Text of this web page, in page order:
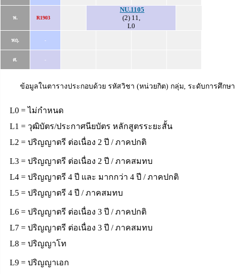
พ. R1903
NU.1105
(2) 11,
L0
พฤ. -
ศ. -
ข้อมูลในตารางประกอบด้วย รหัสวิชา (หน่วยกิต) กลุ่ม, ระดับการศึกษา
L0 = ไม่กำหนด
L1 = วุฒิบัตร/ประกาศนียบัตร หลักสูตรระยะสั้น
L2 = ปริญญาตรี ต่อเนื่อง 2 ปี / ภาคปกติ
L3 = ปริญญาตรี ต่อเนื่อง 2 ปี / ภาคสมทบ
L4 = ปริญญาตรี 4 ปี และ มากกว่า 4 ปี / ภาคปกติ
L5 = ปริญญาตรี 4 ปี / ภาคสมทบ
L6 = ปริญญาตรี ต่อเนื่อง 3 ปี / ภาคปกติ
L7 = ปริญญาตรี ต่อเนื่อง 3 ปี / ภาคสมทบ
L8 = ปริญญาโท
L9 = ปริญญาเอก